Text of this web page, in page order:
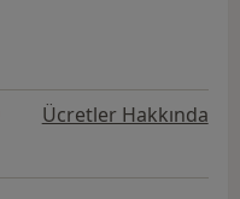
Ücretler Hakkında